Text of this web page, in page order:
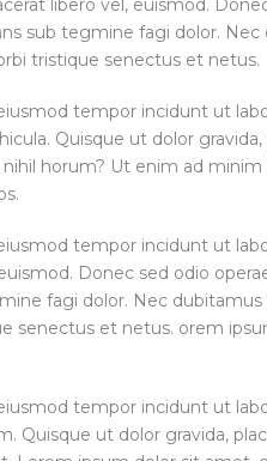
libero vel, euismod.
sub tegmine fagi dolor.
tristique senectus et netus.
tempor incidunt ut
Quisque ut dolor gravida,
horum? Ut enim ad minim
tempor incidunt ut
Donec sed odio
fagi dolor. Nec
senectus et netus. orem
tempor incidunt ut
Quisque ut dolor gravida,